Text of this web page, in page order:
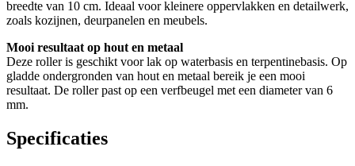
breedte van 10 cm. Ideaal voor kleinere oppervlakken en detailwerk,
zoals kozijnen, deurpanelen en meubels.
Mooi resultaat op hout en metaal
Deze roller is geschikt voor lak op waterbasis en terpentinebasis. Op
gladde ondergronden van hout en metaal bereik je een mooi
resultaat. De roller past op een verfbeugel met een diameter van 6
mm.
Specificaties